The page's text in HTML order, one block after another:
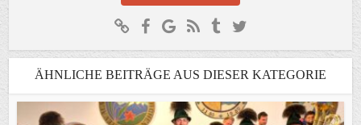
ÄHNLICHE BEITRÄGE AUS DIESER KATEGORIE